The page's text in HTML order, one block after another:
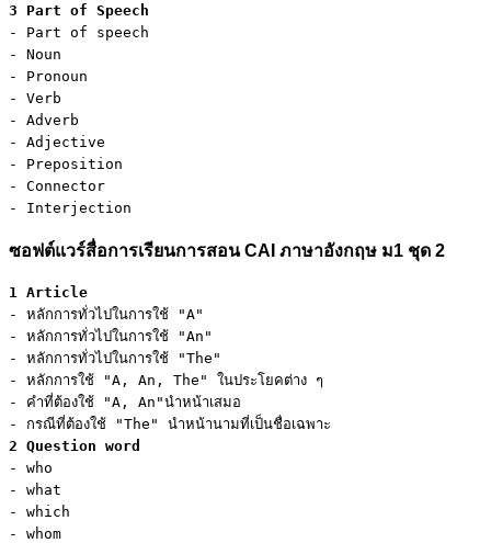
3 Part of Speech
- Part of speech
- Noun
- Pronoun
- Verb
- Adverb
- Adjective
- Preposition
- Connector
- Interjection
ซอฟต์แวร์สื่อการเรียนการสอน CAI ภาษาอังกฤษ ม1 ชุด 2
1 Article
- หลักการทั่วไปในการใช้ "A"
- หลักการทั่วไปในการใช้ "An"
- หลักการทั่วไปในการใช้ "The"
- หลักการใช้ "A, An, The" ในประโยคต่าง ๆ
- คำที่ต้องใช้ "A, An"นำหน้าเสมอ
2 Question word
- who
- what
- which
- whom